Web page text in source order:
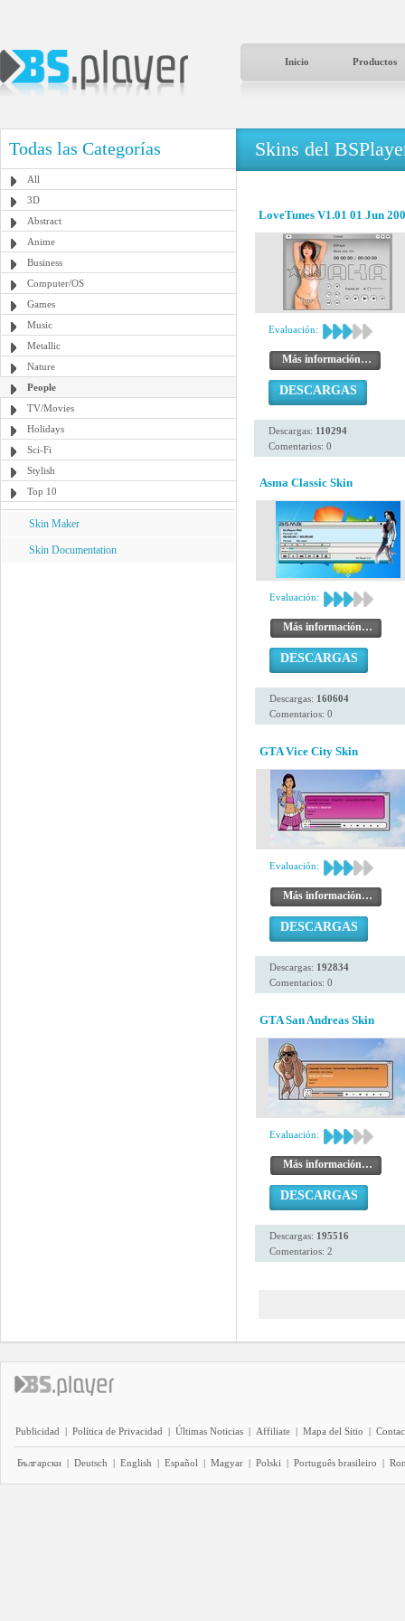
Inicio Productos
Todas las Categorías
All
3D
Abstract
Anime
Business
Computer/OS
Games
Music
Metallic
Nature
People
TV/Movies
Holidays
Sci-Fi
Stylish
Top 10
Skin Maker
Skin Documentation
Skins del
LoveTunes V1.01 01 Jun
Evaluación:
Más información…
DESCARGAS
Descargas: 110294
Comentarios: 0
Asma Classic Skin
Evaluación:
Más información…
DESCARGAS
Descargas: 160604
Comentarios: 0
GTA Vice City Skin
Evaluación:
Más información…
DESCARGAS
Descargas: 192834
Comentarios: 0
GTA San Andreas Skin
Evaluación:
Más información…
DESCARGAS
Descargas: 195516
Comentarios: 2
Publicidad | Política de Privacidad | Últimas Noticias | Affiliate | Mapa del Sitio |
Български | Deutsch | English | Español | Magyar | Polski | Português brasileiro |